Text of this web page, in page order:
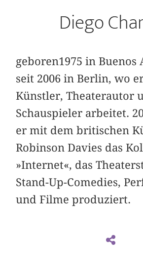
Diego
geboren1975 in Buenos
seit 2006 in Berlin, wo
Künstler, Theaterautor
Schauspieler arbeitet.
er mit dem britischen
Robinson Davies das
»Internet«, das
Stand-Up-Comedies,
und Filme produziert.